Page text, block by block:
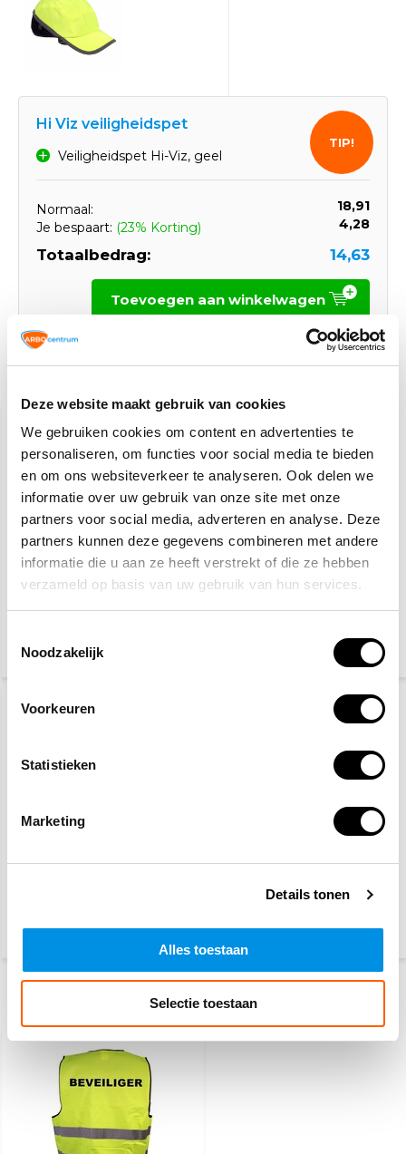
Deze website maakt gebruik van cookies
We gebruiken cookies om content en advertenties te
personaliseren, om functies voor social media te bieden
en om ons websiteverkeer te analyseren. Ook delen we
informatie over uw gebruik van onze site met onze
partners voor social media, adverteren en analyse. Deze
partners kunnen deze gegevens combineren met andere
informatie die u aan ze heeft verstrekt of die ze hebben
verzameld op basis van uw gebruik van hun services.
Noodzakelijk
Voorkeuren
Statistieken
Marketing
Details tonen
Alles toestaan
Selectie toestaan
Hi Viz veiligheidspet
Veiligheidspet Hi-Viz, geel
Normaal:
18,91
Je bespaart: (23% Korting) 4,28
Totaalbedrag: 14,63
TIP!
Toevoegen aan winkelwagen
Veiligheidsschoenen S3
(33,28 Incl. btw)
Gele hesjes 25-pack
werkhandschoenen
hesjes
Recent bekeken